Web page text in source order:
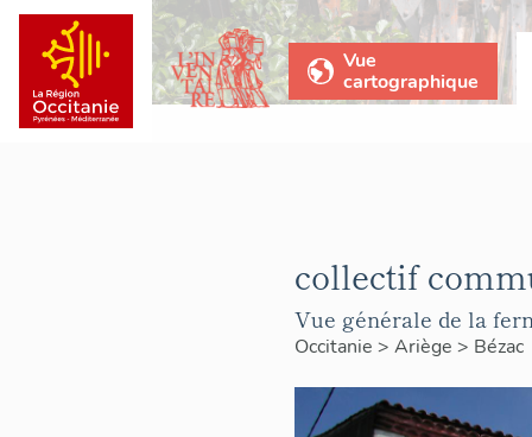
Vue
cartographique
collectif
Vue générale de la
Occitanie > Ariège > Bézac